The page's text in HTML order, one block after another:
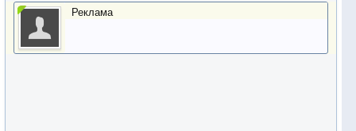
Реклама